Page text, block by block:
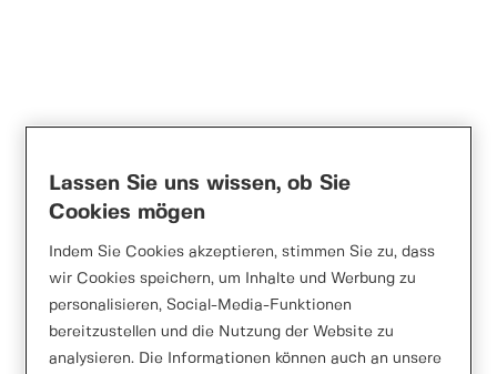
Normstahl Industrie-
Sektionaltore
Lassen Sie uns wissen, ob Sie
Cookies mögen
Indem Sie Cookies akzeptieren, stimmen Sie zu, dass
wir Cookies speichern, um Inhalte und Werbung zu
personalisieren, Social-Media-Funktionen
bereitzustellen und die Nutzung der Website zu
analysieren. Die Informationen können auch an unsere